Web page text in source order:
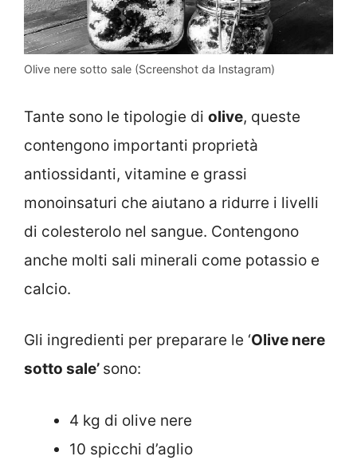
Olive nere sotto sale (Screenshot da Instagram)
Tante sono le tipologie di olive, queste
contengono importanti proprietà
antiossidanti, vitamine e grassi
monoinsaturi che aiutano a ridurre i livelli
di colesterolo nel sangue. Contengono
anche molti sali minerali come potassio e
calcio.
Gli ingredienti per preparare le ‘Olive nere
sotto sale’ sono:
4 kg di olive nere
10 spicchi d’aglio